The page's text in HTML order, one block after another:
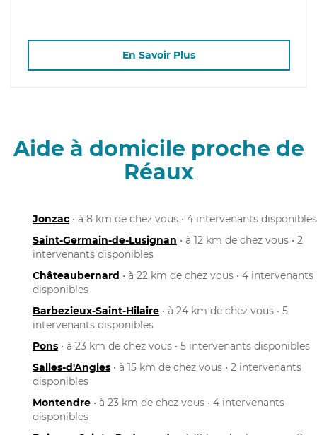
En Savoir Plus
Aide à domicile proche de
Réaux
Jonzac • à 8 km de chez vous • 4 intervenants disponibles
Saint-Germain-de-Lusignan • à 12 km de chez vous • 2
intervenants disponibles
Châteaubernard • à 22 km de chez vous • 4 intervenants
disponibles
Barbezieux-Saint-Hilaire • à 24 km de chez vous • 5
intervenants disponibles
Pons • à 23 km de chez vous • 5 intervenants disponibles
Salles-d'Angles • à 15 km de chez vous • 2 intervenants
disponibles
Montendre • à 23 km de chez vous • 4 intervenants
disponibles